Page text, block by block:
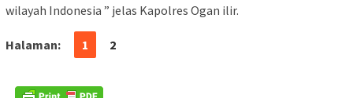
wilayah Indonesia ” jelas Kapolres Ogan ilir.
Halaman: 1 2